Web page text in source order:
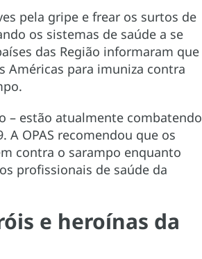
pela gripe e frear os surtos de
os sistemas de saúde a se
das Região informaram que
Américas para imuniza contra
– estão atualmente combatendo
A OPAS recomendou que os
contra o sarampo enquanto
profissionais de saúde da
e heroínas da